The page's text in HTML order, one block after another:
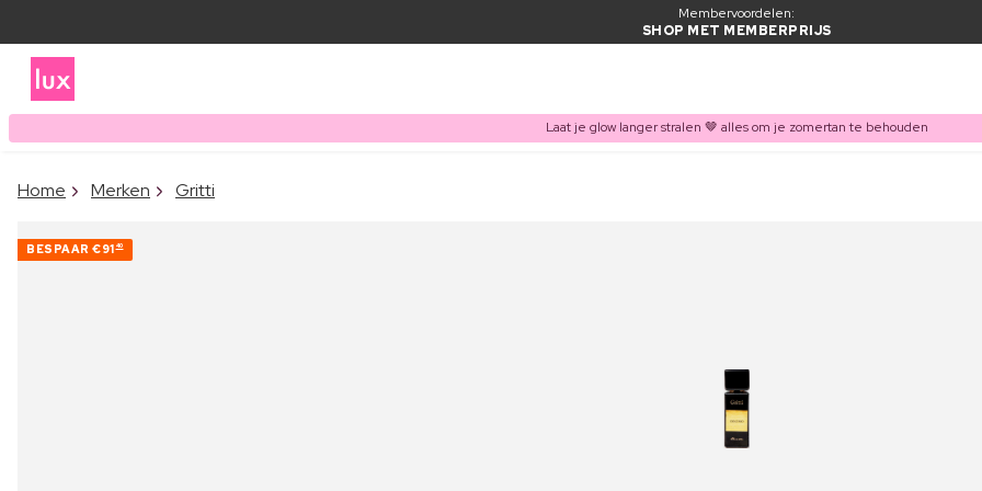
Membervoordelen:
SHOP MET MEMBERPRIJS
Laat je glow langer stralen 🤎 alles om je zomertan te behouden
Home Merken Gritti
BESPAAR €91 40